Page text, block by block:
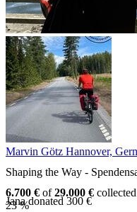
Marvin Götz Hannover,
Shaping the Way -
6.700 € of29.000 € collected
23 %
Jana donated 300 €